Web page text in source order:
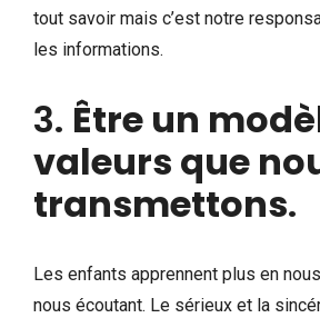
tout savoir mais c’est notre
les informations.
3. Être un
valeurs que
transmettons.
Les enfants apprennent plus en
nous écoutant. Le sérieux et la